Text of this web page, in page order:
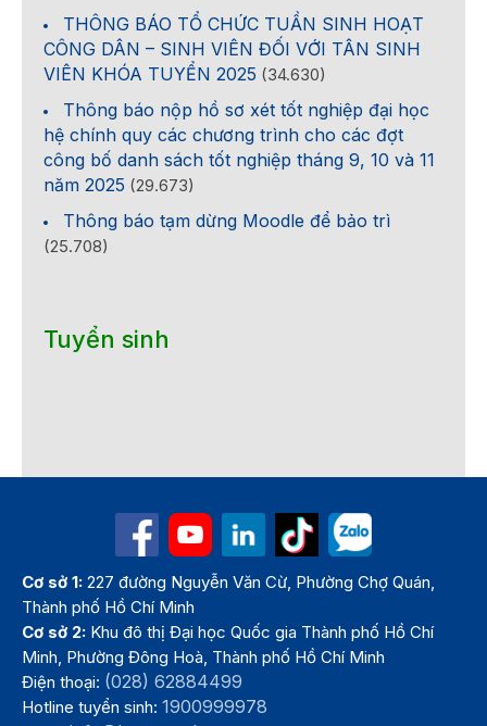
THÔNG BÁO TỔ CHỨC TUẦN SINH HOẠT
CÔNG DÂN – SINH VIÊN ĐỐI VỚI TÂN SINH
VIÊN KHÓA TUYỂN 2025 (34.630)
Thông báo nộp hồ sơ xét tốt nghiệp đại học
hệ chính quy các chương trình cho các đợt
công bố danh sách tốt nghiệp tháng 9, 10 và 11
năm 2025 (29.673)
Thông báo tạm dừng Moodle để bảo trì
(25.708)
Tuyển sinh
Cơ sở 1: 227 đường Nguyễn Văn Cừ, Phường Chợ Quán,
Thành phố Hồ Chí Minh
Cơ sở 2: Khu đô thị Đại học Quốc gia Thành phố Hồ Chí
Minh, Phường Đông Hoà, Thành phố Hồ Chí Minh
Điện thoại: (028) 62884499
Hotline tuyển sinh:1900999978